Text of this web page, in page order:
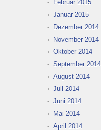
Februar 2015
Januar 2015
Dezember 2014
November 2014
Oktober 2014
September 2014
August 2014
Juli 2014
Juni 2014
Mai 2014
April 2014